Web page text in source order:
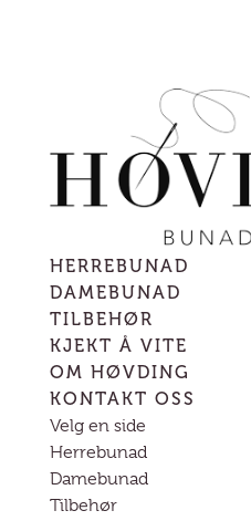
HERREBUNAD
DAMEBUNAD
TILBEHØR
KJEKT Å VITE
OM HØVDING
KONTAKT OSS
Velg en side
Herrebunad
Damebunad
Tilbehør